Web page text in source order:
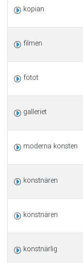
kopian
filmen
fotot
galleriet
moderna konsten
konstnären
konstnären
konstnärlig